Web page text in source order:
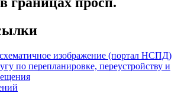
изображение (портал НСПД)
по перепланировке, переустройству и